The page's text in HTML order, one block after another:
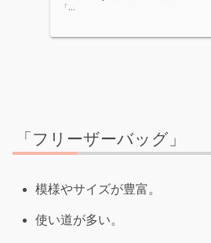
「...
「フリーザーバッグ」
模様やサイズが豊富。
使い道が多い。